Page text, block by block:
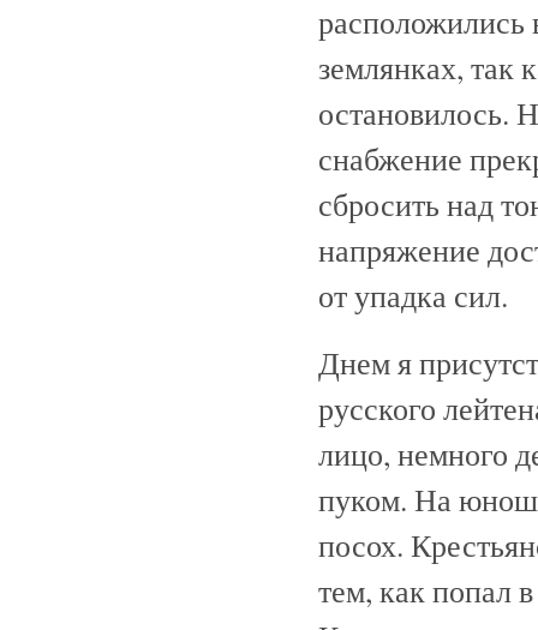
расположились
землянках, так
остановилось.
снабжение
сбросить над
напряжение
от упадка сил.
Днем я
русского
лицо, немного
пуком. На
посох.
тем, как попал